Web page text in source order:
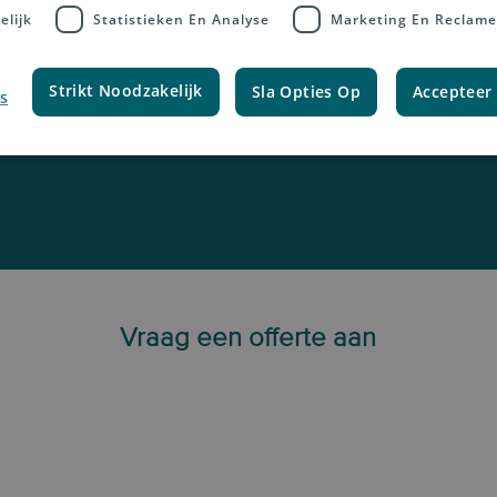
voor pers en uitgeverijen maken
en betrouwbaar; wij bezorgen uw
Vraag een offerte aan
Statistieken En Analyse Marketing En Reclame
Sla Opties Op Accepteer
Strikt Noodzakelijk